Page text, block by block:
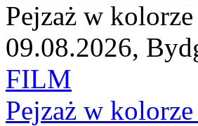
Pejzaż w
09.08.2026,
FILM
Pejzaż w